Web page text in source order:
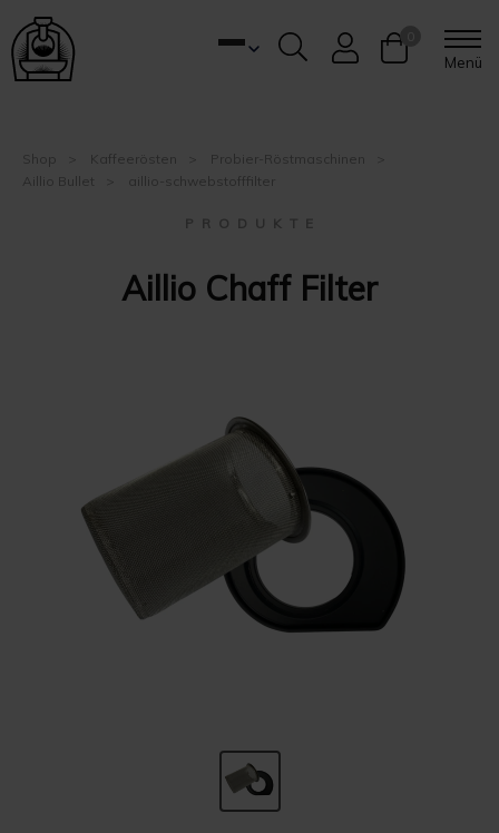
Menü
Shop Kaffeerösten
Probier-Röstmaschinen
Aillio Bullet
aillio-schwebstofffilter
P R O D U K T E
Aillio Chaff Filter